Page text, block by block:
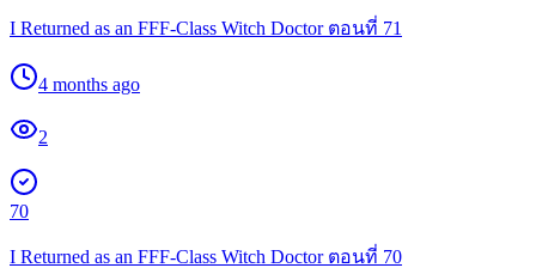
I Returned as an FFF-Class Witch Doctor ตอนที่ 71
4 months ago
2
70
I Returned as an FFF-Class Witch Doctor ตอนที่ 70